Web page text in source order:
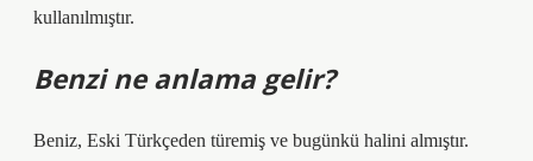
kullanılmıştır.
Benzi ne anlama gelir?
Beniz, Eski Türkçeden türemiş ve bugünkü halini almıştır.